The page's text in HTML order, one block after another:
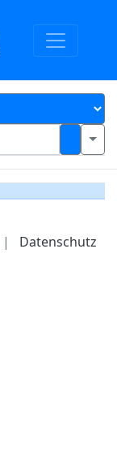
| Datenschutz